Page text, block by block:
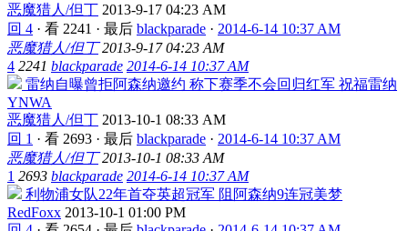
恶魔猎人/但丁 2013-9-17 04:23 AM
回 4 · 看 2241 · 最后 blackparade · 2014-6-14 10:37 AM
恶魔猎人/但丁 2013-9-17 04:23 AM
4 2241 blackparade 2014-6-14 10:37 AM
雷纳自曝曾拒阿森纳邀约 称下赛季不会回归红军 祝福雷纳
YNWA
恶魔猎人/但丁 2013-10-1 08:33 AM
回 1 · 看 2693 · 最后 blackparade · 2014-6-14 10:37 AM
恶魔猎人/但丁 2013-10-1 08:33 AM
1 2693 blackparade 2014-6-14 10:37 AM
利物浦女队22年首夺英超冠军 阻阿森纳9连冠美梦
RedFoxx 2013-10-1 01:00 PM